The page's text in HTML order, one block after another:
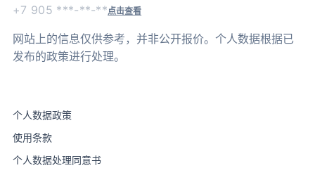
+7 905 ***-**-**点击查看
网站上的信息仅供参考，并非公开报价。个人数据根据已
发布的政策进行处理。
个人数据政策
使用条款
个人数据处理同意书